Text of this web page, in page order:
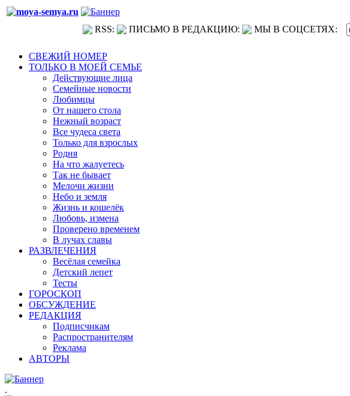
RSS: ПИСЬМО В РЕДАКЦИЮ: МЫ В СОЦСЕТЯХ:
СВЕЖИЙ НОМЕР
ТОЛЬКО В МОЕЙ СЕМЬЕ
Действующие лица
Семейные новости
Любимцы
От нашего стола
Нежный возраст
Все чудеса света
Только для взрослых
Родня
На что жалуетесь
Так не бывает
Мелочи жизни
Небо и земля
Жизнь и кошелёк
Любовь, измена
Проверено временем
В лучах славы
РАЗВЛЕЧЕНИЯ
Весёлая семейка
Детский лепет
Тесты
ГОРОСКОП
ОБСУЖДЕНИЕ
РЕДАКЦИЯ
Подписчикам
Распространителям
Реклама
АВТОРЫ
.